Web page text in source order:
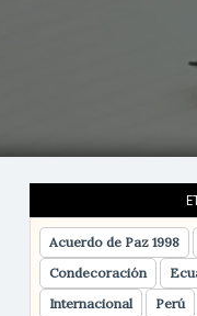
Acuerdo de Paz 1998
Condecoración
Internacional
Perú